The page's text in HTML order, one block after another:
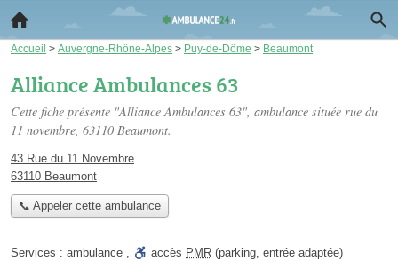
Accueil > Auvergne-Rhône-Alpes > Puy-de-Dôme > Beaumont
Alliance Ambulances 63
Cette fiche présente "Alliance Ambulances 63", ambulance située rue du
11 novembre, 63110 Beaumont.
43 Rue du 11 Novembre
63110 Beaumont
📞 Appeler cette ambulance
Services : ambulance , accès PMR (parking, entrée adaptée)